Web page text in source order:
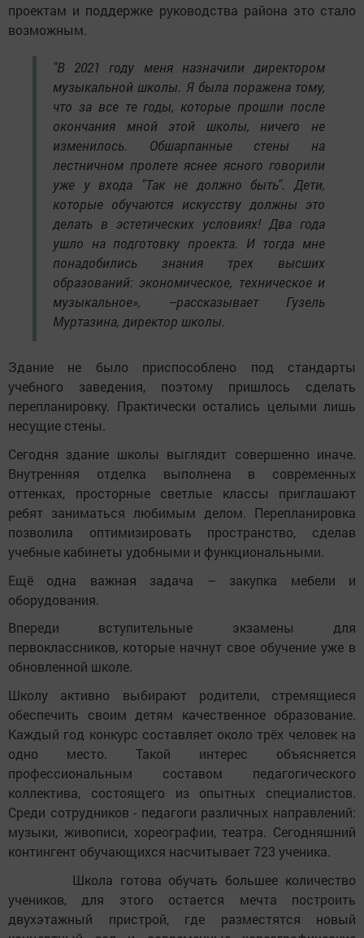
проектам и поддержке руководства района это стало
возможным.
"В 2021 году меня назначили директором
музыкальной школы. Я была поражена тому,
что за все те годы, которые прошли после
окончания мной этой школы, ничего не
изменилось. Обшарпанные стены на
лестничном пролете яснее ясного говорили
уже у входа "Так не должно быть". Дети,
которые обучаются искусству должны это
делать в эстетических условиях! Два года
ушло на подготовку проекта. И тогда мне
понадобились знания трех высших
образований: экономическое, техническое и
музыкальное», –рассказывает Гузель
Муртазина, директор школы.
Здание не было приспособлено под стандарты
учебного заведения, поэтому пришлось сделать
перепланировку. Практически остались целыми лишь
несущие стены.
Сегодня здание школы выглядит совершенно иначе.
Внутренняя отделка выполнена в современных
оттенках, просторные светлые классы приглашают
ребят заниматься любимым делом. Перепланировка
позволила оптимизировать пространство, сделав
учебные кабинеты удобными и функциональными.
Ещё одна важная задача – закупка мебели и
оборудования.
Впереди вступительные экзамены для
первоклассников, которые начнут свое обучение уже в
обновленной школе.
Школу активно выбирают родители, стремящиеся
обеспечить своим детям качественное образование.
Каждый год конкурс составляет около трёх человек на
одно место. Такой интерес объясняется
профессиональным составом педагогического
коллектива, состоящего из опытных специалистов.
Среди сотрудников - педагоги различных направлений:
музыки, живописи, хореографии, театра. Сегодняшний
контингент обучающихся насчитывает 723 ученика.
Школа готова обучать большее количество
учеников, для этого остается мечта построить
двухэтажный пристрой, где разместятся новый